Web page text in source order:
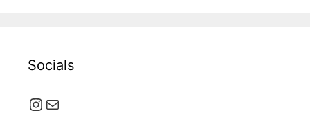
Socials
Instagram
E-Mail